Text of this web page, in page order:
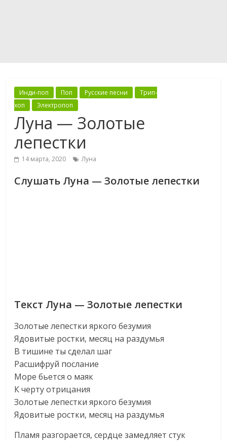
Инди-поп Поп Русские песни
Трип-
хоп
Электропоп
Луна — Золотые
лепестки
14 марта, 2020 Луна
Слушать Луна — Золотые лепестки
Текст Луна — Золотые лепестки
Золотые лепестки яркого безумия
Ядовитые ростки, месяц на раздумья
В тишине ты сделал шаг
Расшифруй послание
Море бьется о маяк
К черту отрицания
Золотые лепестки яркого безумия
Ядовитые ростки, месяц на раздумья
Пламя разгорается, сердце замедляет стук